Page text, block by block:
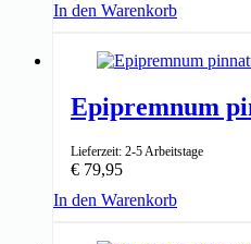
In den Warenkorb
Epipremnum
Lieferzeit: 2-5 Arbeitstage
€ 79,95
In den Warenkorb